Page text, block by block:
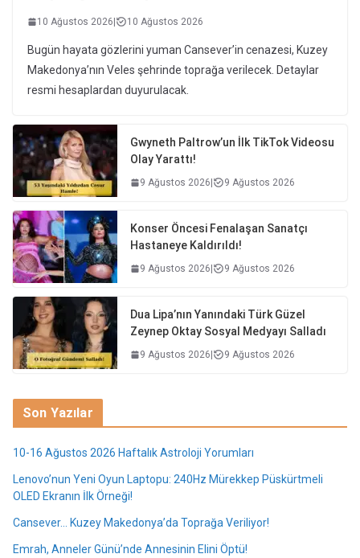
10 Ağustos 2026 10 Ağustos 2026
Bugün hayata gözlerini yuman Cansever’in cenazesi, Kuzey
Makedonya’nın Veles şehrinde toprağa verilecek. Detaylar
resmi hesaplardan duyurulacak.
Gwyneth Paltrow’un İlk TikTok Videosu
Olay Yarattı!
9 Ağustos 2026 9 Ağustos 2026
Konser Öncesi Fenalaşan Sanatçı
Hastaneye Kaldırıldı!
9 Ağustos 2026 9 Ağustos 2026
Dua Lipa’nın Yanındaki Türk Güzel
Zeynep Oktay Sosyal Medyayı Salladı
9 Ağustos 2026 9 Ağustos 2026
Son Yazılar
10-16 Ağustos 2026 Haftalık Astroloji Yorumları
Lenovo’nun Yeni Oyun Laptopu: 240Hz Mürekkep Püskürtmeli
OLED Ekranın İlk Örneği!
Cansever… Kuzey Makedonya’da Toprağa Veriliyor!
Emrah, Anneler Günü’nde Annesinin Elini Öptü!